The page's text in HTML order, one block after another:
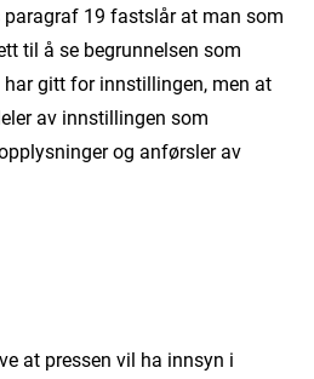
19 fastslår at man som
til å se begrunnelsen som
gitt for innstillingen, men at
av innstillingen som
og anførsler av
at pressen vil ha innsyn i